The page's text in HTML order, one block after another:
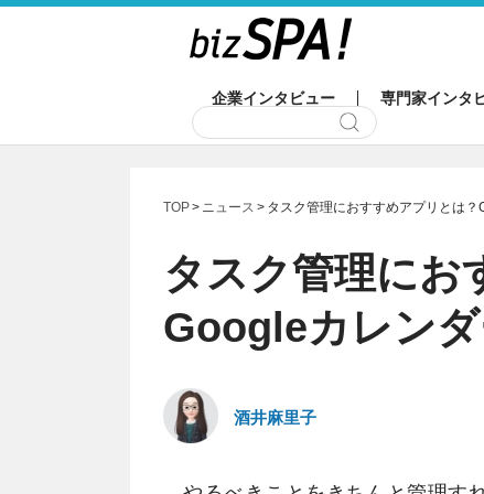
企業インタビュー 専門家インタ
TOP ニュース タスク管理におすすめアプリとは
タスク管理にお
Googleカレン
酒井麻里子